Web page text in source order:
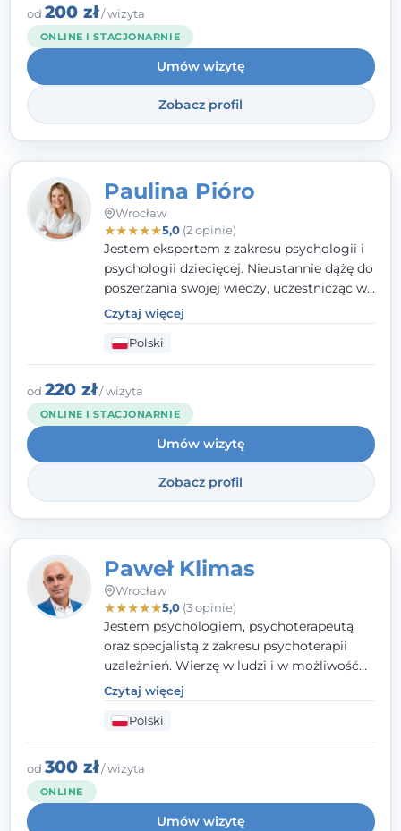
osobowości, zaburzeń nerwicowych i
lękowych, a także zagadnienia związane z
małżeństwem i rodziną, w tym problemy w
relacjach rodzinnych. Nie specjalizuję się w
uzależnieniach.
od 200 zł/ wizyta
ONLINE I STACJONARNIE
Umów wizytę
Zobacz profil
Paulina Pióro
Wrocław
★★★★★5,0(2 opinie)
Jestem ekspertem z zakresu psychologii i
psychologii dziecięcej. Nieustannie dążę do
poszerzania swojej wiedzy, uczestnicząc w
różnorodnych szkoleniach. Pracując z
dziećmi, młodzieżą i młodymi dorosłymi
niezwykle ważne jest dla mnie poczucie
bezpieczeństwa, zrozumienia oraz wolności
w wyrażaniu swojego zdania. Kieruję się
etyką zawodową, wierząc, że każdy
człowiek powinien otrzymać wsparcie i
pomoc, by poradzić sobie ze swoimi
problemami.
Czytaj więcej
Polski
od 220 zł/ wizyta
ONLINE I STACJONARNIE
Umów wizytę
Zobacz profil
Paweł Klimas
Wrocław
★★★★★5,0(3 opinie)
Jestem psychologiem, psychoterapeutą
oraz specjalistą z zakresu psychoterapii
uzależnień. Wierzę w ludzi i w możliwość
wprowadzenia zmian w ich życiu. Bardzo
często przekonuje się o tym, że każdy z nas,
w tym Ty i ja, ma wpływ na swoje
szczęście. Należy uwierzyć w siebie i działać
w obranym kierunku.
Czytaj więcej
Polski
od 300 zł/ wizyta
ONLINE
Umów wizytę